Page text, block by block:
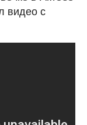
видео с